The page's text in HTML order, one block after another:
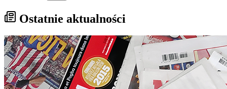
Ostatnie aktualności